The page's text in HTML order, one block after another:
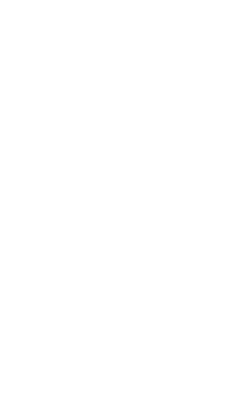
中，你可以要求指派特定研究领域的
你的申请，例如是那些比较熟悉你所
评审。也不要提名那些过于年轻的研
，你还可以提名那些工作和你的研究相
你总有其他申请并拿到基金的机会。